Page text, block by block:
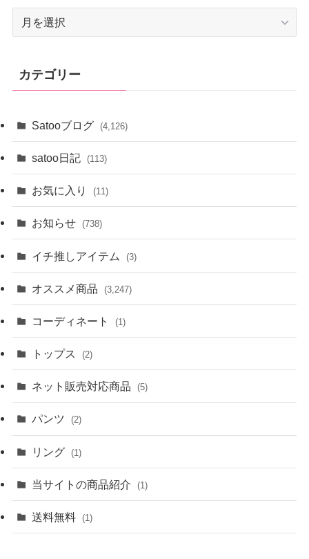
ブ
カテゴリー
Satooブログ (4,126)
satoo日記 (113)
お気に入り (11)
お知らせ (738)
イチ推しアイテム (3)
オススメ商品 (3,247)
コーディネート (1)
トップス (2)
ネット販売対応商品 (5)
パンツ (2)
リング (1)
当サイトの商品紹介 (1)
送料無料 (1)